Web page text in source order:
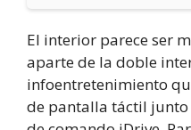
El interior parece ser
aparte de la doble
infoentretenimiento
de pantalla táctil junto